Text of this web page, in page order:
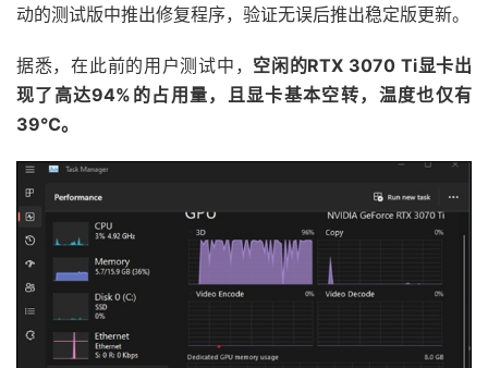
动的测试版中推出修复程序，验证无误后推出稳定版更新。
据悉，在此前的用户测试中， 空闲的RTX 3070 Ti显卡出
现了高达94%的占用量，且显卡基本空转，温度也仅有
39℃。